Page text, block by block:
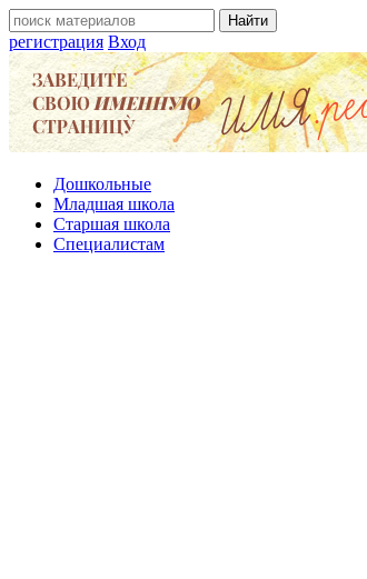
регистрация Вход
Дошкольные
Младшая школа
Старшая школа
Специалистам